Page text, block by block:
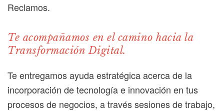
Reclamos.
Te acompañamos en el camino hacia la
Transformación Digital.
Te entregamos ayuda estratégica acerca de la
incorporación de tecnología e innovación en tus
procesos de negocios, a través sesiones de trabajo,